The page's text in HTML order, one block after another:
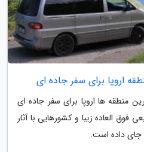
اروپا برای سفر جاده ای
منطقه ها اروپا برای سفر جاده ای
العاده زیبا و کشورهایی با آثار
جای داده است.